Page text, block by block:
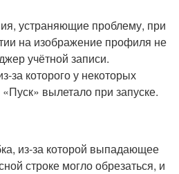
устраняющие проблему, при
на изображение профиля не
учётной записи.
за которого у некоторых
вылетало при запуске.
из-за которой выпадающее
строке могло обрезаться, и